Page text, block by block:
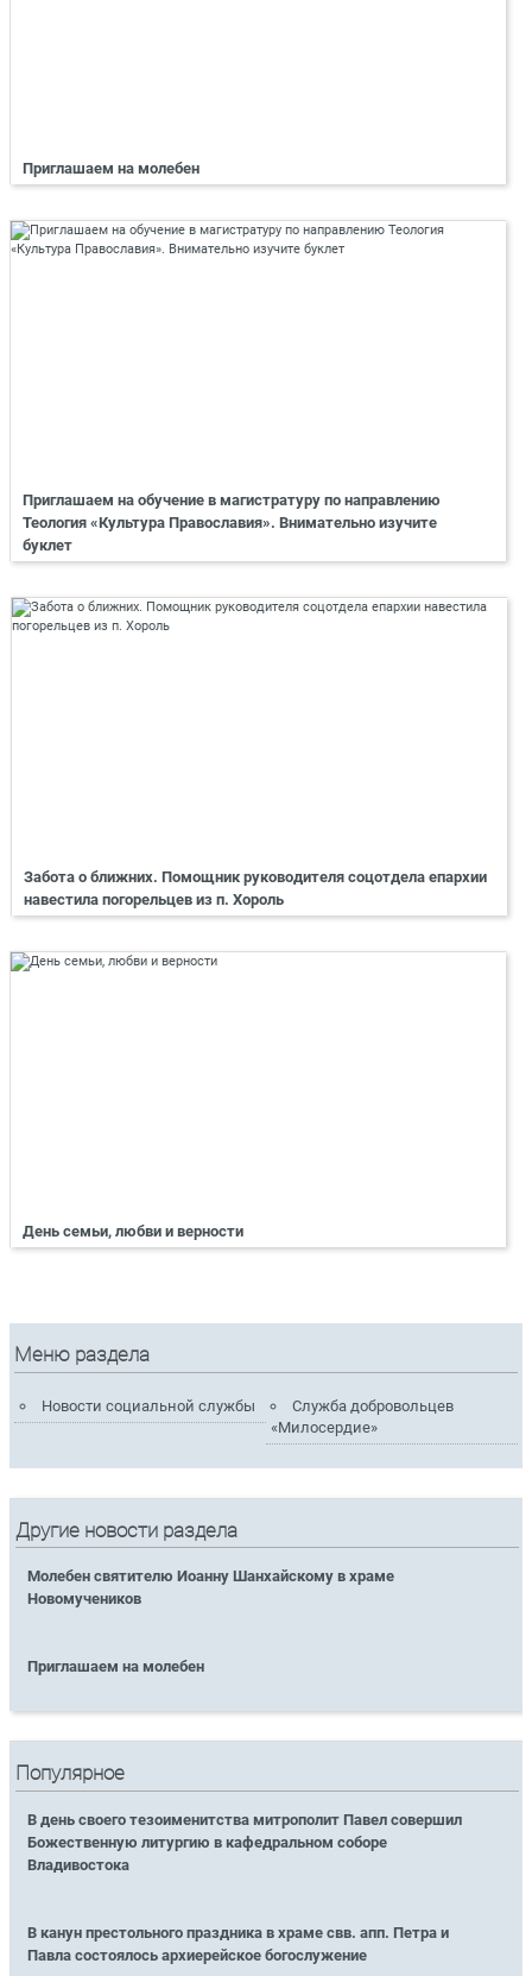
Приглашаем на молебен
Приглашаем на обучение в магистратуру по направлению
Теология «Культура Православия». Внимательно изучите
буклет
Забота о ближних. Помощник руководителя соцотдела епархии
навестила погорельцев из п. Хороль
День семьи, любви и верности
Меню раздела
Новости социальной службы
Служба добровольцев
«Милосердие»
Другие новости раздела
Молебен святителю Иоанну Шанхайскому в храме
Новомучеников
Приглашаем на молебен
Популярное
В день своего тезоименитства митрополит Павел совершил
Божественную литургию в кафедральном соборе
Владивостока
В канун престольного праздника в храме свв. апп. Петра и
Павла состоялось архиерейское богослужение